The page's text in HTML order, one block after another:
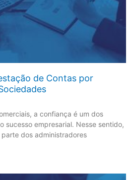
de Contas por
a confiança é um dos
sucesso empresarial. Nesse sentido,
dos administradores